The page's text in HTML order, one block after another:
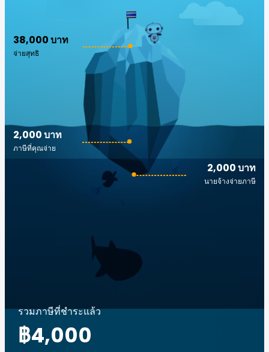
38,000 บาท
จ่ายสุทธิ
2,000 บาท
นายจ้างจ่ายภาษี
2,000 บาท
ภาษีที่คุณจ่าย
รวมภาษีที่ชำระแล้ว
฿4,000